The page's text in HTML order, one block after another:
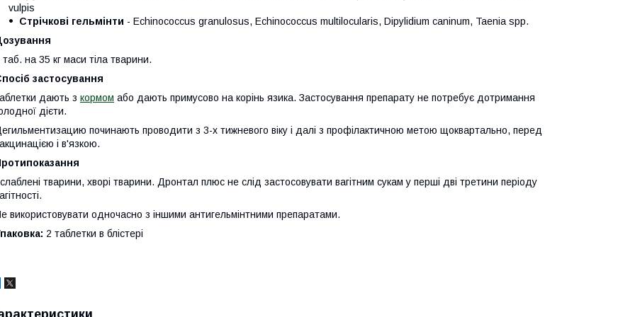
vulpis
Стрічкові гельмінти - Echinococcus granulosus, Echinococcus multilocularis, Dipylidium caninum, Taenia spp.
таб. на 35 кг маси тіла тварини.
застосування
дають з кормом або дають примусово на корінь язика. Застосування препарату не потребує дотримання
дієти.
починають проводити з 3-х тижневого віку і далі з профілактичною метою щоквартально, перед
і в'язкою.
тварини, хворі тварини. Дронтал плюс не слід застосовувати вагітним сукам у перші дві третини періоду
використовувати одночасно з іншими антигельмінтними препаратами.
2 таблетки в блістері